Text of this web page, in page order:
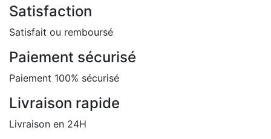
Satisfaction
Satisfait ou remboursé
Paiement sécurisé
Paiement 100% sécurisé
Livraison rapide
Livraison en 24H